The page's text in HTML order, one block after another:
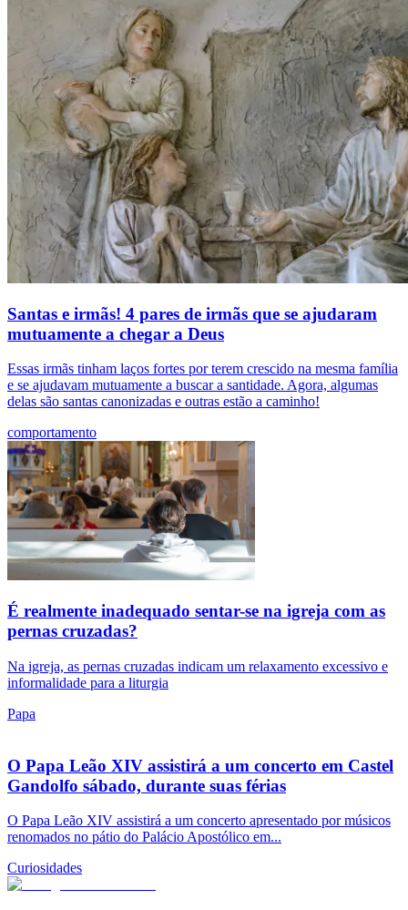
Santas e irmãs! 4 pares de irmãs que se ajudaram
mutuamente a chegar a Deus
Essas irmãs tinham laços fortes por terem crescido na mesma família
e se ajudavam mutuamente a buscar a santidade. Agora, algumas
delas são santas canonizadas e outras estão a caminho!
comportamento
É realmente inadequado sentar-se na igreja com as
pernas cruzadas?
Na igreja, as pernas cruzadas indicam um relaxamento excessivo e
informalidade para a liturgia
Papa
O Papa Leão XIV assistirá a um concerto em Castel
Gandolfo sábado, durante suas férias
O Papa Leão XIV assistirá a um concerto apresentado por músicos
renomados no pátio do Palácio Apostólico em...
Curiosidades